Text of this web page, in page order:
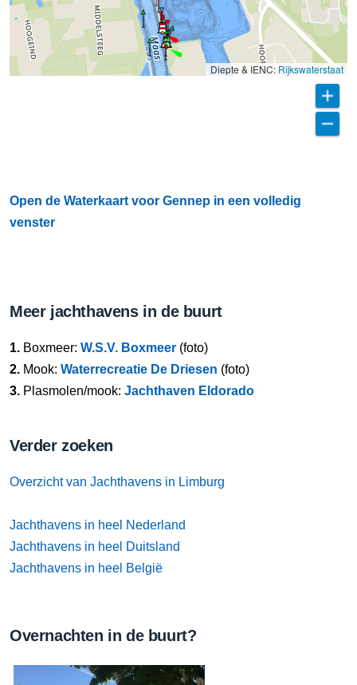
Diepte & IENC: Rijkswaterstaat
Open de Waterkaart voor Gennep in een volledig
venster
Meer jachthavens in de buurt
1. Boxmeer: W.S.V. Boxmeer (foto)
2. Mook: Waterrecreatie De Driesen (foto)
3. Plasmolen/mook: Jachthaven Eldorado
Verder zoeken
Overzicht van Jachthavens in Limburg
Jachthavens in heel Nederland
Jachthavens in heel Duitsland
Jachthavens in heel België
Overnachten in de buurt?